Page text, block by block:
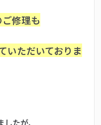
修理も
いただいておりま
たが、